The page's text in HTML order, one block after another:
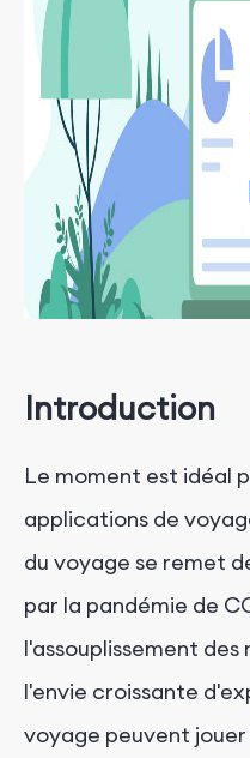
Introduction
Le moment est idéal
applications de
du voyage se remet
par la pandémie de
l'assouplissement
l'envie croissante
voyage peuvent